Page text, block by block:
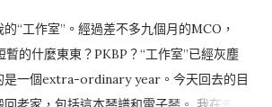
“工作室”。經過差不多九個月的MCO，
的什麼東東？PKBP？“工作室”已經灰塵
是一個extra-ordinary year。今天回去的目